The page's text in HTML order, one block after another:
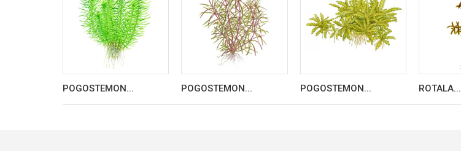
POGOSTEMON... POGOSTEMON... POGOSTEMON... ROTALA...